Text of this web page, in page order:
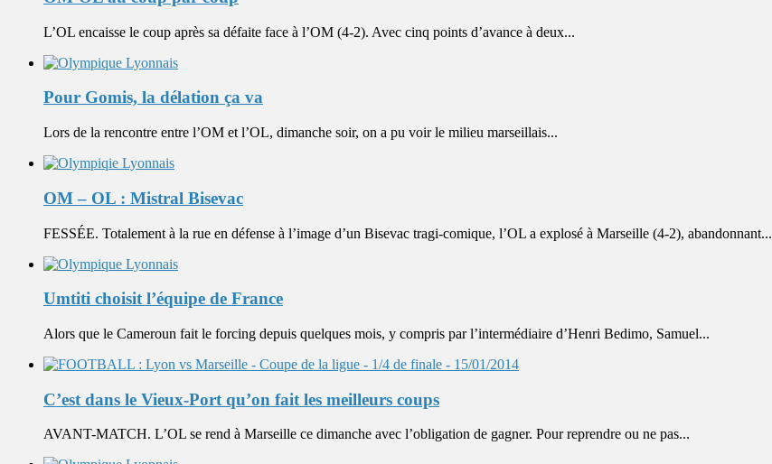
L’OL encaisse le coup après sa défaite face à l’OM (4-2). Avec cinq points d’avance à deux...
Pour Gomis, la délation ça va
Lors de la rencontre entre l’OM et l’OL, dimanche soir, on a pu voir le milieu marseillais...
OM – OL : Mistral Bisevac
FESSÉE. Totalement à la rue en défense à l’image d’un Bisevac tragi-comique, l’OL a explosé à Marseille (4-2), abandonnant...
Umtiti choisit l’équipe de France
Alors que le Cameroun fait le forcing depuis quelques mois, y compris par l’intermédiaire d’Henri Bedimo, Samuel...
C’est dans le Vieux-Port qu’on fait les meilleurs coups
AVANT-MATCH. L’OL se rend à Marseille ce dimanche avec l’obligation de gagner. Pour reprendre ou ne pas...